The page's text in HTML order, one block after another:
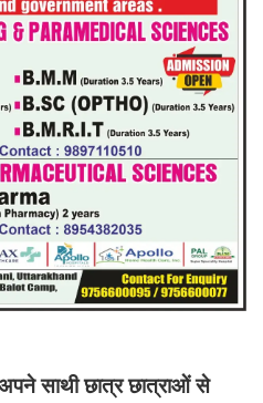
साथी छात्र छात्राओं से